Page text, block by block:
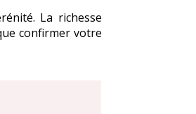
La richesse
confirmer votre